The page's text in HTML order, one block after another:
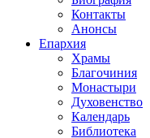
Контакты
Анонсы
Епархия
Храмы
Благочиния
Монастыри
Духовенство
Календарь
Библиотека